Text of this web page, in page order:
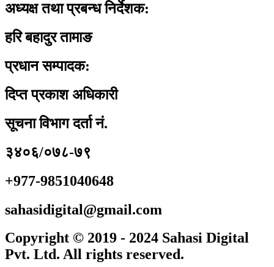
अध्यक्ष तथा प्रबन्ध निर्देशक:
हरि बहादुर तामाङ
प्रधान सम्पादक:
दिप्त प्रकाश अधिकारी
सूचना विभाग दर्ता नं.
३४०६/०७८-७९
+977-9851040648
sahasidigital@gmail.com
Copyright © 2019 - 2024 Sahasi Digital
Pvt. Ltd. All rights reserved.